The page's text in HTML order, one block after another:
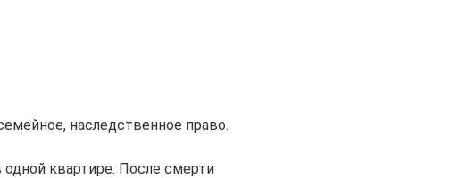
наследственное право.
квартире. После смерти